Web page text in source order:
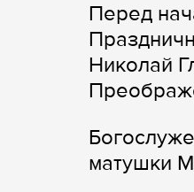
Перед
Николай
матушки